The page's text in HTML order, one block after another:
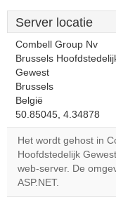
Server locatie
Combell Group Nv
Brussels
Gewest
Brussels
België
50.85045, 4.34878
Het wordt gehost in
Hoofdstedelijk
web-server. De
ASP.NET.